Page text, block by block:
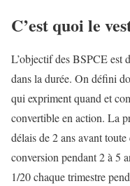
C’est quoi le
L’objectif des BSPCE est
dans la durée. On défini
qui expriment quand et
convertible en action. La
délais de 2 ans avant
conversion pendant 2 à 5
1/20 chaque trimestre